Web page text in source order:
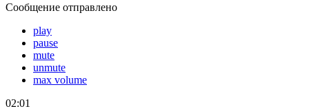
Сообщение отправлено
play
pause
mute
unmute
max volume
02:01